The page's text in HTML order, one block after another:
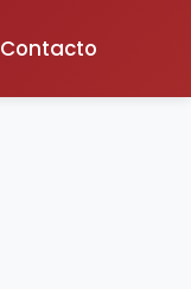
Contacto